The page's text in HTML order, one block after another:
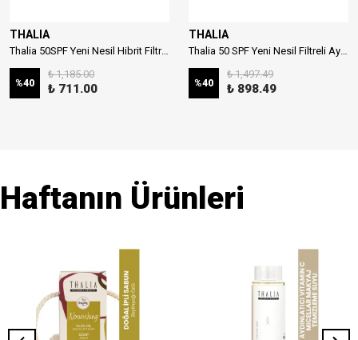
THALIA
Thalia 50SPF Yeni Nesil Hibrit Filtreli Çocuk Güneş Sütü 150ml
%40
₺ 1,185.00
₺ 711.00
THALIA
%40
₺ 1,497.49
₺ 898.49
Haftanın Ürünleri